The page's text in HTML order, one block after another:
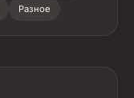
Разное